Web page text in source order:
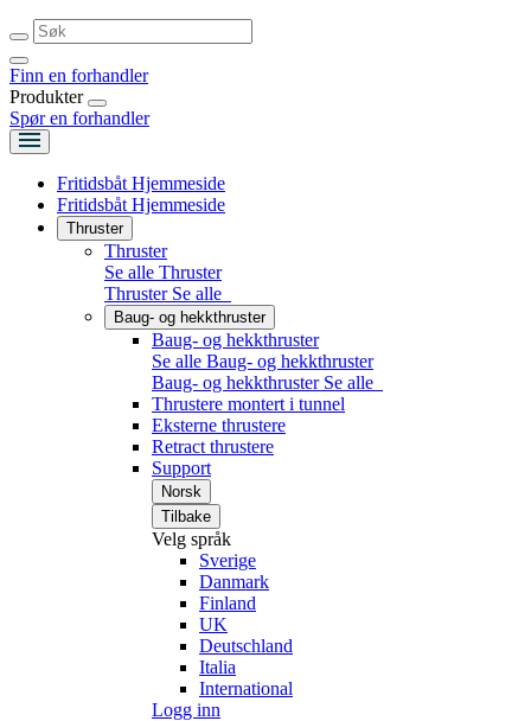
Finn en forhandler
Produkter
Spør en forhandler
Fritidsbåt Hjemmeside
Fritidsbåt Hjemmeside
Thruster
Thruster
Se alle Thruster
Thruster Se alle
Baug- og hekkthruster
Baug- og hekkthruster
Se alle Baug- og hekkthruster
Baug- og hekkthruster Se alle
Thrustere montert i tunnel
Eksterne thrustere
Retract thrustere
Support
Norsk
Tilbake
Velg språk
Sverige
Danmark
Finland
UK
Deutschland
Italia
International
Logg inn